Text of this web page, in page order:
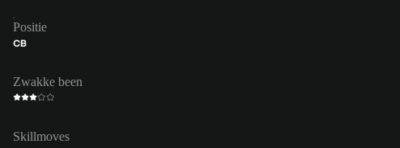
Positie
CB
Zwakke been
Skillmoves